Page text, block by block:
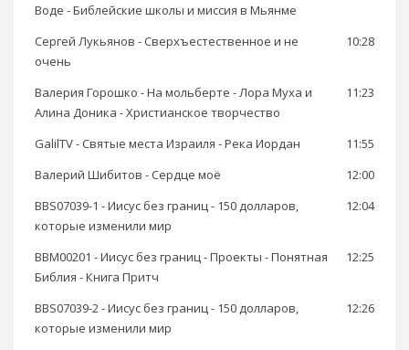
Воде - Библейские школы и миссия в Мьянме
Сергей Лукьянов - Сверхъестественное и не
очень
10:28
Валерия Горошко - На мольберте - Лора Муха и
Алина Доника - Христианское творчество
11:23
GalilTV - Святые места Израиля - Река Иордан
11:55
Валерий Шибитов - Сердце моё
12:00
BBS07039-1 - Иисус без границ - 150 долларов,
которые изменили мир
12:04
BBM00201 - Иисус без границ - Проекты - Понятная
Библия - Книга Притч
12:25
BBS07039-2 - Иисус без границ - 150 долларов,
которые изменили мир
12:26